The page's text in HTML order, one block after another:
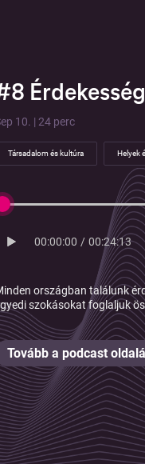
10. | 24 perc
Társadalom és kultúra Helyek
00:00:00 / 00:24:13
országban találunk
szokásokat foglaljuk
Tovább a podcast